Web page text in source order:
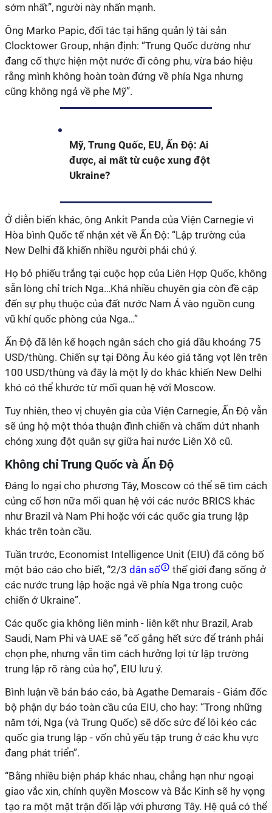
sớm nhất”, người này nhấn mạnh.
Ông Marko Papic, đối tác tại hãng quản lý tài sản
Clocktower Group, nhận định: “Trung Quốc dường như
đang cố thực hiện một nước đi công phu, vừa báo hiệu
rằng mình không hoàn toàn đứng về phía Nga nhưng
cũng không ngả về phe Mỹ”.
Mỹ, Trung Quốc, EU, Ấn Độ: Ai
được, ai mất từ cuộc xung đột
Ukraine?
Ở diễn biến khác, ông Ankit Panda của Viện Carnegie vì
Hòa bình Quốc tế nhận xét về Ấn Độ: “Lập trường của
New Delhi đã khiến nhiều người phải chú ý.
Họ bỏ phiếu trắng tại cuộc họp của Liên Hợp Quốc, không
sẵn lòng chỉ trích Nga…Khá nhiều chuyên gia còn đề cập
đến sự phụ thuộc của đất nước Nam Á vào nguồn cung
vũ khí quốc phòng của Nga…”
Ấn Độ đã lên kế hoạch ngân sách cho giá dầu khoảng 75
USD/thùng. Chiến sự tại Đông Âu kéo giá tăng vọt lên trên
100 USD/thùng và đây là một lý do khác khiến New Delhi
khó có thể khước từ mối quan hệ với Moscow.
Tuy nhiên, theo vị chuyên gia của Viện Carnegie, Ấn Độ vẫn
sẽ ủng hộ một thỏa thuận đình chiến và chấm dứt nhanh
chóng xung đột quân sự giữa hai nước Liên Xô cũ.
Không chỉ Trung Quốc và Ấn Độ
Đáng lo ngại cho phương Tây, Moscow có thể sẽ tìm cách
củng cố hơn nữa mối quan hệ với các nước BRICS khác
như Brazil và Nam Phi hoặc với các quốc gia trung lập
khác trên toàn cầu.
Tuần trước, Economist Intelligence Unit (EIU) đã công bố
một báo cáo cho biết, “2/3 dân số
thế giới đang sống ở
các nước trung lập hoặc ngả về phía Nga trong cuộc
chiến ở Ukraine”.
Các quốc gia không liên minh - liên kết như Brazil, Arab
Saudi, Nam Phi và UAE sẽ “cố gắng hết sức để tránh phải
chọn phe, nhưng vẫn tìm cách hưởng lợi từ lập trường
trung lập rõ ràng của họ”, EIU lưu ý.
Bình luận về bản báo cáo, bà Agathe Demarais - Giám đốc
bộ phận dự báo toàn cầu của EIU, cho hay: “Trong những
năm tới, Nga (và Trung Quốc) sẽ dốc sức để lôi kéo các
quốc gia trung lập - vốn chủ yếu tập trung ở các khu vực
đang phát triển”.
“Bằng nhiều biện pháp khác nhau, chẳng hạn như ngoại
giao vắc xin, chính quyền Moscow và Bắc Kinh sẽ hy vọng
tạo ra một mặt trận đối lập với phương Tây. Hệ quả có thể